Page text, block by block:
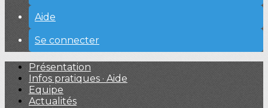
Aide
Se connecter
Présentation
Infos pratiques · Aide
Equipe
Actualités